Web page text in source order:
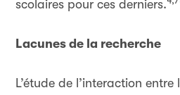
scolaires pour ces derniers.
Lacunes de la recherche
L’étude de l’interaction entre